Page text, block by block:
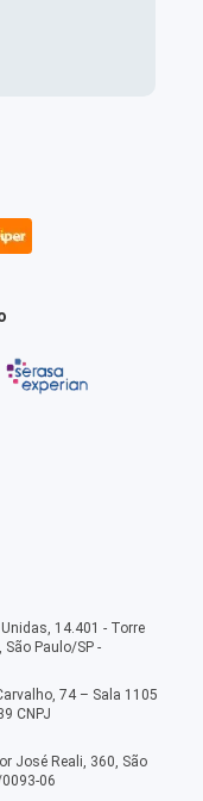
14.401 - Torre
Paulo/SP -
74 – Sala 1105
CNPJ
José Reali, 360, São
06